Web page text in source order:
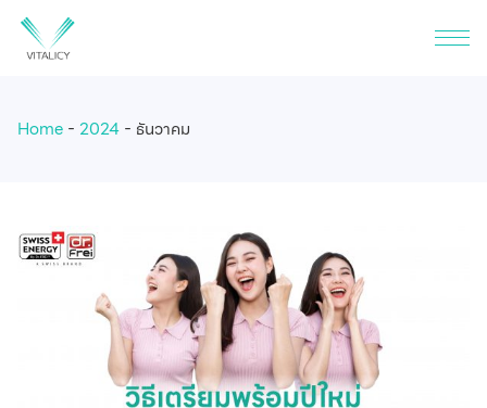
Home 2024 ธันวาคม